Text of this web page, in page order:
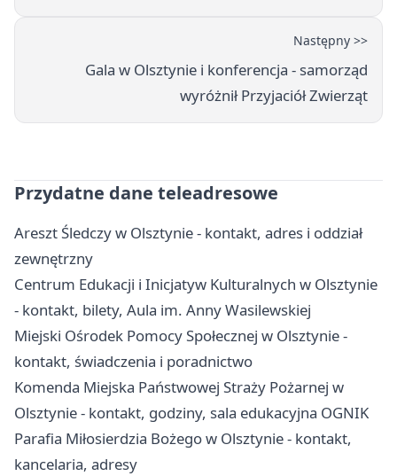
Następny >>
Gala w Olsztynie i konferencja - samorząd
wyróżnił Przyjaciół Zwierząt
Przydatne dane teleadresowe
Areszt Śledczy w Olsztynie - kontakt, adres i oddział
zewnętrzny
Centrum Edukacji i Inicjatyw Kulturalnych w Olsztynie
- kontakt, bilety, Aula im. Anny Wasilewskiej
Miejski Ośrodek Pomocy Społecznej w Olsztynie -
kontakt, świadczenia i poradnictwo
Komenda Miejska Państwowej Straży Pożarnej w
Olsztynie - kontakt, godziny, sala edukacyjna OGNIK
Parafia Miłosierdzia Bożego w Olsztynie - kontakt,
kancelaria, adresy